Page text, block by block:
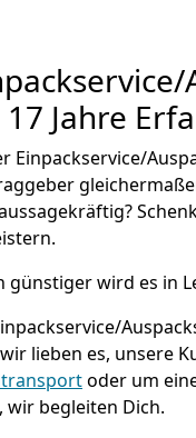
17 Jahre
Einpackservice/
günstiger wird es in
lieben es, unsere
oder um
wir begleiten Dich.